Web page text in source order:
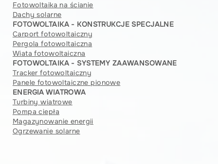
Fotowoltaika na ścianie
Dachy solarne
FOTOWOLTAIKA - KONSTRUKCJE SPECJALNE
Carport fotowoltaiczny
Pergola fotowoltaiczna
Wiata fotowoltaiczna
FOTOWOLTAIKA - SYSTEMY ZAAWANSOWANE
Tracker fotowoltaiczny
Panele fotowoltaiczne pionowe
ENERGIA WIATROWA
Turbiny wiatrowe
Pompa ciepła
Magazynowanie energii
Ogrzewanie solarne